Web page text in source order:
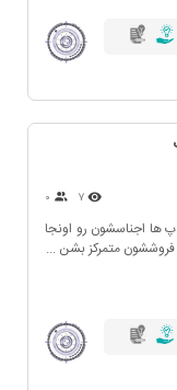
7
ها اجناسشون رو اونجا
فروششون متمرکز بشن ...